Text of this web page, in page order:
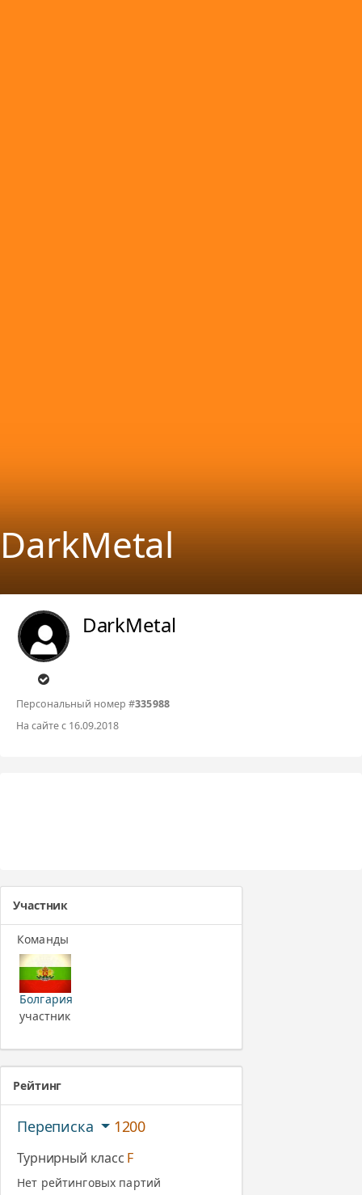
DarkMetal
DarkMetal
Персональный номер #335988
На сайте с 16.09.2018
Участник
Команды
Болгария
участник
Рейтинг
Переписка 1200
Турнирный класс F
Нет рейтинговых партий